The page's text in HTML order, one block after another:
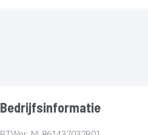
Bedrijfsinformatie